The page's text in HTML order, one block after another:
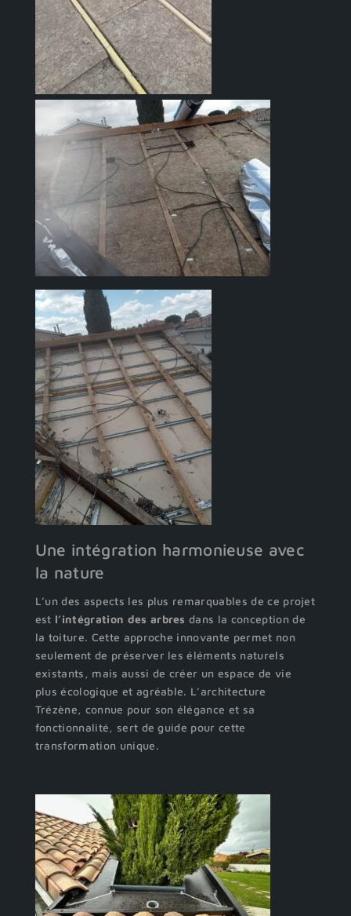
Une intégration harmonieuse avec
la nature
L’un des aspects les plus remarquables de ce projet
est l’intégration des arbres dans la conception de
la toiture. Cette approche innovante permet non
seulement de préserver les éléments naturels
existants, mais aussi de créer un espace de vie
plus écologique et agréable. L’architecture
Trézène, connue pour son élégance et sa
fonctionnalité, sert de guide pour cette
transformation unique.